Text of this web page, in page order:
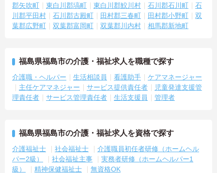
・訪問スケジュールに沿って施設内でのケアを行うため、月平均の
残業時間は5時間から7時間程度とかなり少なめに抑えられます
・夜勤明けの翌日は原則としてお休みとなるシフト編成が組まれて
おり、しっかりと休息を取りながら長期的な就業が可能です
かりと給与に反映されるためモチベーションを維持できます
例も多数あり、腰を据えて長期的なキャリア形成が可能です
郡矢吹町
東白川郡塙町 東白川郡鮫川村 石川郡石川町
石
川郡平田村
石川郡古殿町 田村郡三春町 田村郡小野町
双
葉郡広野町
双葉郡富岡町 双葉郡川内村 相馬郡新地町
福島県福島市の介護・福祉求人を職種で探す
介護職・ヘルパー 生活相談員 看護助手
ケアマネージャー
主任ケアマネジャー
サービス提供責任者
児童発達支援管
理責任者
サービス管理責任者 生活支援員 管理者
福島県福島市の介護・福祉求人を資格で探す
介護福祉士 社会福祉士
介護職員初任者研修（ホームヘル
パー2級）
社会福祉主事
実務者研修（ホームヘルパー1
級）
精神保健福祉士 無資格OK